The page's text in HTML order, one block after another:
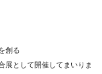
創る
展として開催してまいりま